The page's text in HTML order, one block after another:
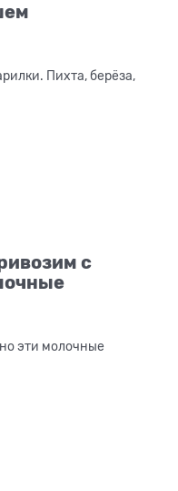
Пихта, берёза,
с
эти молочные